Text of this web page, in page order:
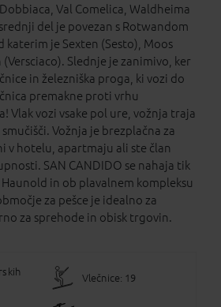
Val Comelica, Waldheima
del je povezan s Rotwandom
katerim je Sexten (Sesto), Moos
Slednje je zanimivo, ker
in železniška proga, ki vozi do
premakne proti vrhu
Vlak vozi vsake pol ure, vožnja traja
Vožnja je brezplačna za
v hotelu, apartmaju ali ste član
SAN CANDIDO se nahaja tik
in ob plavalnem kompleksu
za pešce je idealno za
za sprehode in obisk trgovin.
Vlečnice: 19